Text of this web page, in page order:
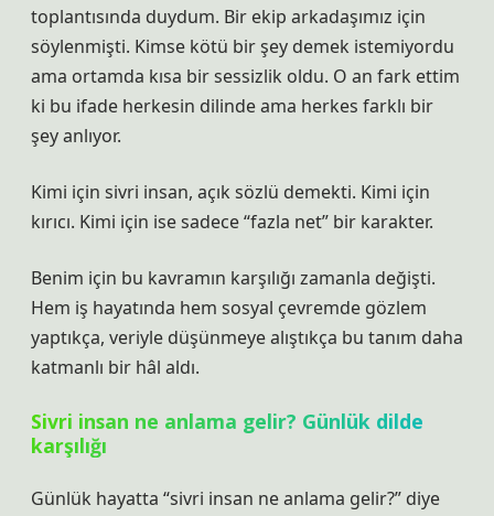
toplantısında duydum. Bir ekip arkadaşımız için
söylenmişti. Kimse kötü bir şey demek istemiyordu
ama ortamda kısa bir sessizlik oldu. O an fark ettim
ki bu ifade herkesin dilinde ama herkes farklı bir
şey anlıyor.
Kimi için sivri insan, açık sözlü demekti. Kimi için
kırıcı. Kimi için ise sadece “fazla net” bir karakter.
Benim için bu kavramın karşılığı zamanla değişti.
Hem iş hayatında hem sosyal çevremde gözlem
yaptıkça, veriyle düşünmeye alıştıkça bu tanım daha
katmanlı bir hâl aldı.
Sivri insan ne anlama gelir? Günlük dilde
karşılığı
Günlük hayatta “sivri insan ne anlama gelir?” diye